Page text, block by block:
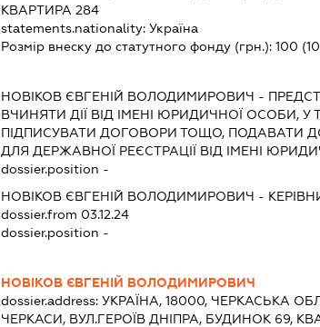
КВАРТИРА 284
statements.nationality:Україна
Розмір внеску до статутного фонду (грн.):100
НОВІКОВ ЄВГЕНІЙ ВОЛОДИМИРОВИЧ -
ВЧИНЯТИ ДІЇ ВІД ІМЕНІ ЮРИДИЧНОЇ ОСОБИ, У
ПІДПИСУВАТИ ДОГОВОРИ ТОЩО, ПОДАВАТИ
ДЛЯ ДЕРЖАВНОЇ РЕЄСТРАЦІЇ ВІД ІМЕНІ
dossier.position -
НОВІКОВ ЄВГЕНІЙ ВОЛОДИМИРОВИЧ -
dossier.from 03.12.24
dossier.position -
НОВІКОВ ЄВГЕНІЙ ВОЛОДИМИРОВИЧ
dossier.address:УКРАЇНА, 18000, ЧЕРКАСЬКА
ЧЕРКАСИ, ВУЛ.ГЕРОЇВ ДНІПРА, БУДИНОК 69,